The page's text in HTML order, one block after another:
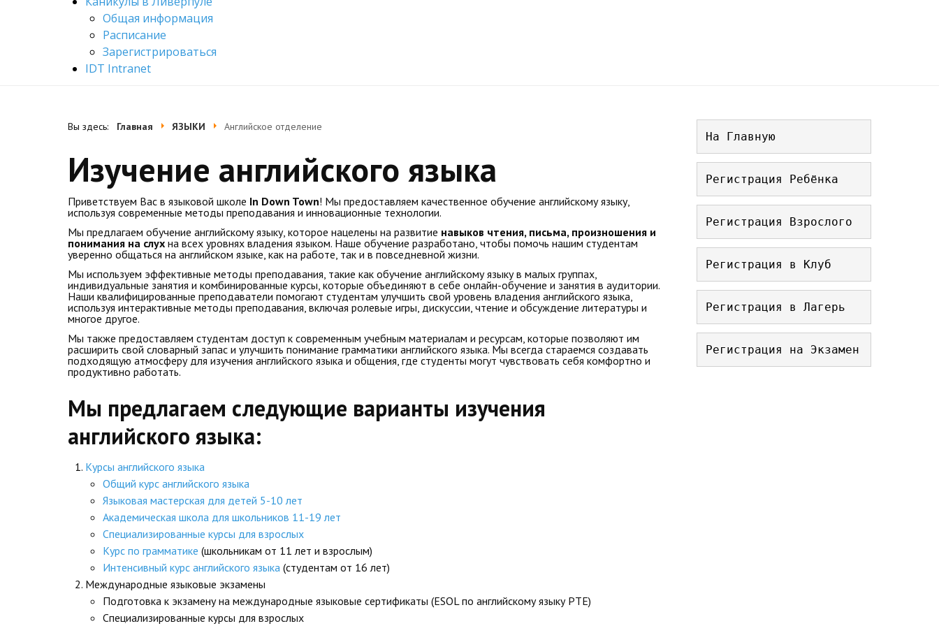
Общая информация
Расписание
Зарегистрироваться
IDT Intranet
Вы здесь: Главная ЯЗЫКИ Английское отделение
Изучение английского языка
Приветствуем Вас в языковой школе In Down Town! Мы предоставляем качественное обучение английскому языку,
используя современные методы преподавания и инновационные технологии.
Мы предлагаем обучение английскому языку, которое нацелены на развитие навыков чтения, письма, произношения и
понимания на слух на всех уровнях владения языком. Наше обучение разработано, чтобы помочь нашим студентам
уверенно общаться на английском языке, как на работе, так и в повседневной жизни.
Мы используем эффективные методы преподавания, такие как обучение английскому языку в малых группах,
индивидуальные занятия и комбинированные курсы, которые объединяют в себе онлайн-обучение и занятия в аудитории.
Наши квалифицированные преподаватели помогают студентам улучшить свой уровень владения английского языка,
используя интерактивные методы преподавания, включая ролевые игры, дискуссии, чтение и обсуждение литературы и
многое другое.
Мы также предоставляем студентам доступ к современным учебным материалам и ресурсам, которые позволяют им
расширить свой словарный запас и улучшить понимание грамматики английского языка. Мы всегда стараемся создавать
подходящую атмосферу для изучения английского языка и общения, где студенты могут чувствовать себя комфортно и
продуктивно работать.
Мы предлагаем следующие варианты изучения
английского языка:
Курсы английского языка
Общий курс английского языка
Языковая мастерская для детей 5-10 лет
Академическая школа для школьников 11-19 лет
Специализированные курсы для взрослых
Курс по грамматике (школьникам от 11 лет и взрослым)
Интенсивный курс английского языка (студентам от 16 лет)
Международные языковые экзамены
Подготовка к экзамену на международные языковые сертификаты (ESOL по английскому языку PTE)
Специализированные курсы для взрослых
На Главную
Регистрация Ребёнка
Регистрация Взрослого
Регистрация в Клуб
Регистрация в Лагерь
Регистрация на Экзамен